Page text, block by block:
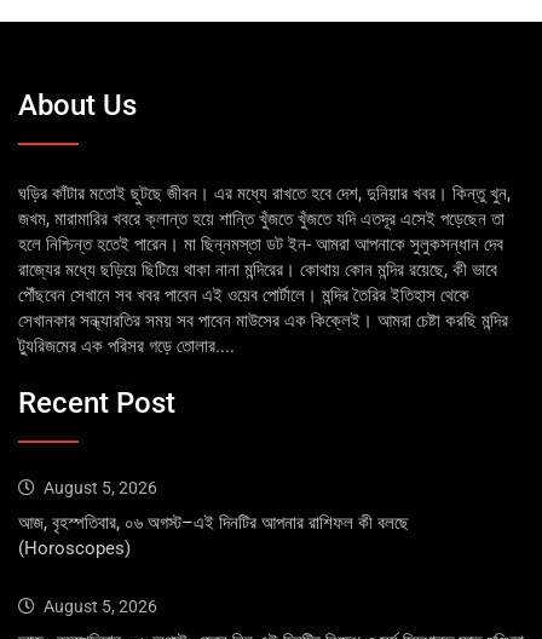
About Us
ঘড়ির কাঁটার মতোই ছুটছে জীবন। এর মধ্যে রাখতে হবে দেশ, দুনিয়ার খবর। কিন্তু খুন,
জখম, মারামারির খবরে ক্লান্ত হয়ে শান্তি খুঁজতে খুঁজতে যদি এতদূর এসেই পড়েছেন তা
হলে নিশ্চিন্ত হতেই পারেন। মা ছিন্নমস্তা ডট ইন- আমরা আপনাকে সুলুকসন্ধান দেব
রাজ্যের মধ্যে ছড়িয়ে ছিটিয়ে থাকা নানা মন্দিরের। কোথায় কোন মন্দির রয়েছে, কী ভাবে
পৌঁছবেন সেখানে সব খবর পাবেন এই ওয়েব পোর্টালে। মন্দির তৈরির ইতিহাস থেকে
সেখানকার সন্ধ্যারতির সময় সব পাবেন মাউসের এক কিক্লেই। আমরা চেষ্টা করছি মন্দির
ট্যুরিজমের এক পরিসর গড়ে তোলার....
Recent Post
August 5, 2026
আজ, বৃহস্পতিবার, ০৬ অগস্ট–এই দিনটির আপনার রাশিফল কী বলছে
(Horoscopes)
August 5, 2026